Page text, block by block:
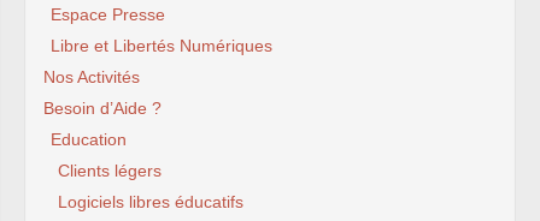
Espace Presse
Libre et Libertés Numériques
Nos Activités
Besoin d’Aide ?
Education
Clients légers
Logiciels libres éducatifs